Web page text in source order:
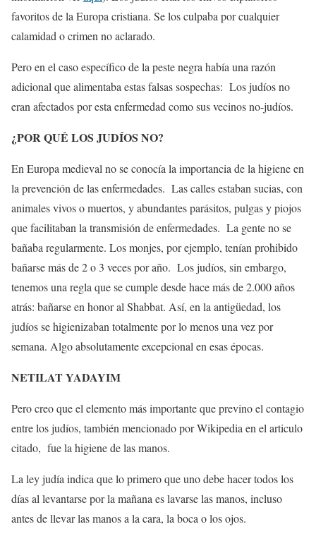
favoritos de la Europa cristiana. Se los culpaba por cualquier
calamidad o crimen no aclarado.
Pero en el caso específico de la peste negra había una razón
adicional que alimentaba estas falsas sospechas: Los judíos no
eran afectados por esta enfermedad como sus vecinos no-judíos.
¿POR QUÉ LOS JUDÍOS NO?
En Europa medieval no se conocía la importancia de la higiene en
la prevención de las enfermedades. Las calles estaban sucias, con
animales vivos o muertos, y abundantes parásitos, pulgas y piojos
que facilitaban la transmisión de enfermedades. La gente no se
bañaba regularmente. Los monjes, por ejemplo, tenían prohibido
bañarse más de 2 o 3 veces por año. Los judíos, sin embargo,
tenemos una regla que se cumple desde hace más de 2.000 años
atrás: bañarse en honor al Shabbat. Así, en la antigüedad, los
judíos se higienizaban totalmente por lo menos una vez por
semana. Algo absolutamente excepcional en esas épocas.
NETILAT YADAYIM
Pero creo que el elemento más importante que previno el contagio
entre los judíos, también mencionado por Wikipedia en el articulo
citado, fue la higiene de las manos.
La ley judía indica que lo primero que uno debe hacer todos los
días al levantarse por la mañana es lavarse las manos, incluso
antes de llevar las manos a la cara, la boca o los ojos.